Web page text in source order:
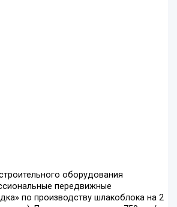
оборудования
передвижные
по производству шлакоблока на 2